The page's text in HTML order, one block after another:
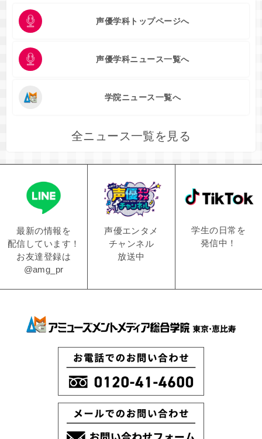
声優学科トップページへ
声優学科ニュース一覧へ
学院ニュース一覧へ
全ニュース一覧を見る
最新の情報を
配信しています！
お友達登録は
@amg_pr
声優エンタメ
チャンネル
放送中
学生の日常を
発信中！